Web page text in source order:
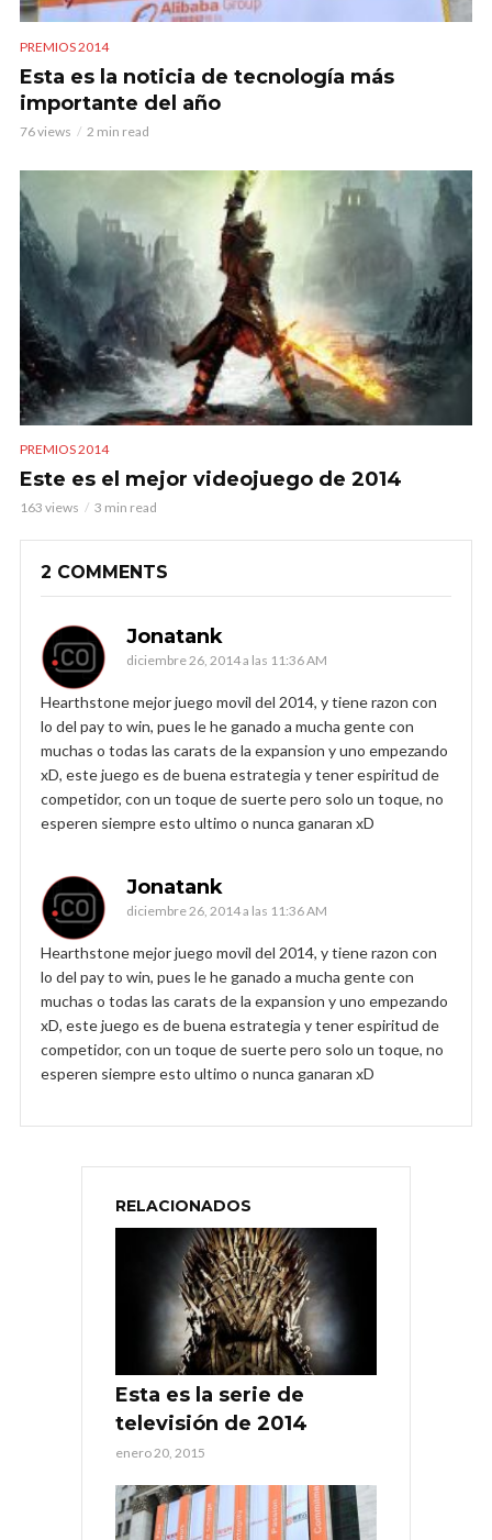
PREMIOS 2014
Esta es la noticia de tecnología más
importante del año
76 views 2 min read
PREMIOS 2014
Este es el mejor videojuego de 2014
163 views 3 min read
2 COMMENTS
Jonatank
diciembre 26, 2014 a las 11:36 AM
Hearthstone mejor juego movil del 2014, y tiene razon con
lo del pay to win, pues le he ganado a mucha gente con
muchas o todas las carats de la expansion y uno empezando
xD, este juego es de buena estrategia y tener espiritud de
competidor, con un toque de suerte pero solo un toque, no
esperen siempre esto ultimo o nunca ganaran xD
Jonatank
diciembre 26, 2014 a las 11:36 AM
Hearthstone mejor juego movil del 2014, y tiene razon con
lo del pay to win, pues le he ganado a mucha gente con
muchas o todas las carats de la expansion y uno empezando
xD, este juego es de buena estrategia y tener espiritud de
competidor, con un toque de suerte pero solo un toque, no
esperen siempre esto ultimo o nunca ganaran xD
RELACIONADOS
Esta es la serie de
televisión de 2014
enero 20, 2015